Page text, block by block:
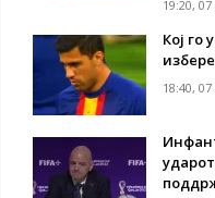
19:20, 07
Кој го
18:40, 07